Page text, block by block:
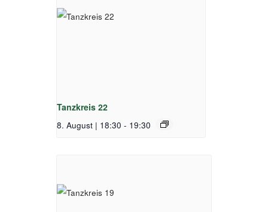
Tanzkreis 22
8. August | 18:30 - 19:30